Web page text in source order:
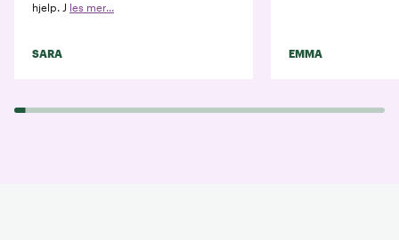
hjelp. J les mer...
SARA EMMA